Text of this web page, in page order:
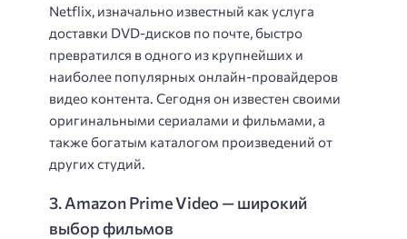
Netflix, изначально известный как услуга
доставки DVD-дисков по почте, быстро
превратился в одного из крупнейших и
наиболее популярных онлайн-провайдеров
видео контента. Сегодня он известен своими
оригинальными сериалами и фильмами, а
также богатым каталогом произведений от
других студий.
3. Amazon Prime Video — широкий
выбор фильмов